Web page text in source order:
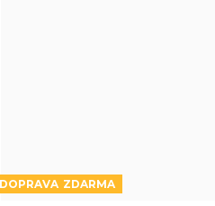
ZDARMA